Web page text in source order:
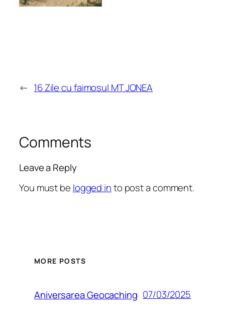
← 16 Zile cu faimosul MT JONEA
Comments
Leave a Reply
You must be logged into post a comment.
MORE POSTS
Aniversarea Geocaching 07/03/2025